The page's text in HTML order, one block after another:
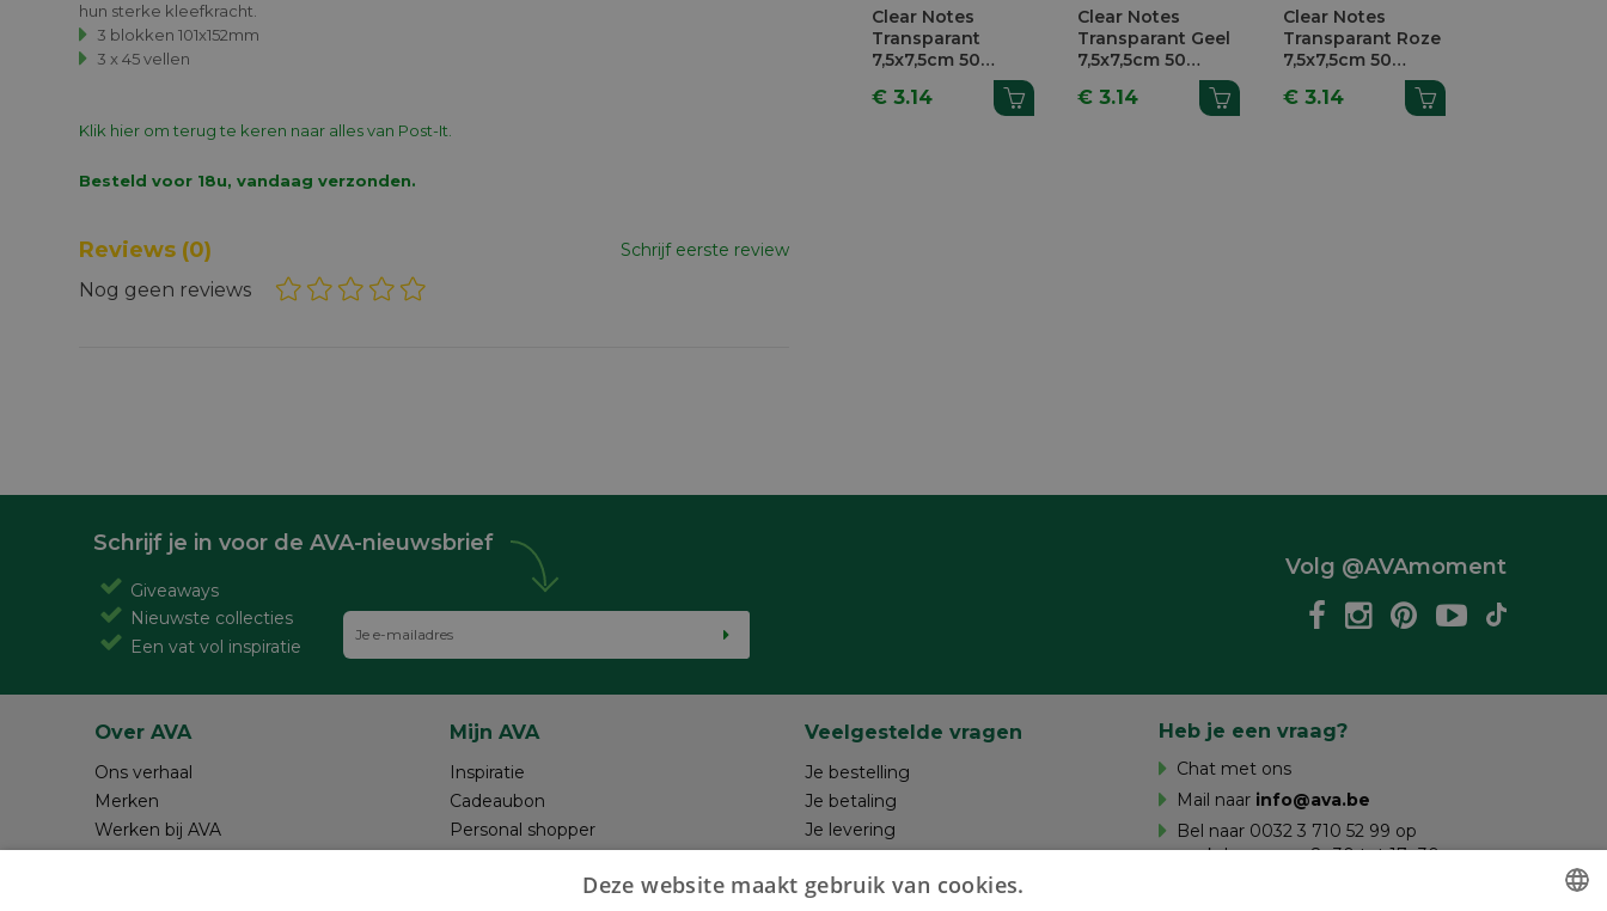
hun sterke kleefkracht.
3 blokken 101x152mm
3 x 45 vellen
Klik hier om terug te keren naar alles van Post-It.
Clear Notes
Transparant
7,5x7,5cm 50
€ 3.14
Clear Notes
Transparant Geel
7,5x7,5cm 50
€ 3.14
Clear Notes
Transparant Roze
7,5x7,5cm 50
€ 3.14
Besteld voor 18u, vandaag verzonden.
Reviews (0) Schrijf eerste review
Nog geen reviews
Schrijf je in voor de AVA-nieuwsbrief
Giveaways
Nieuwste collecties
Een vat vol inspiratie
Volg @AVAmoment
Over AVA
Ons verhaal
Merken
Werken bij AVA
Mijn AVA
Inspiratie
Cadeaubon
Personal shopper
Review schrijven
Veelgestelde vragen
Je bestelling
Je betaling
Je levering
Maak je ontwerp
Heb je een vraag?
Chat met ons
Mail naar info@ava.be
Bel naar 0032 3 710 52 99 op
werkdagen van 8u30 tot 17u30 en op
Deze website maakt gebruik van cookies.